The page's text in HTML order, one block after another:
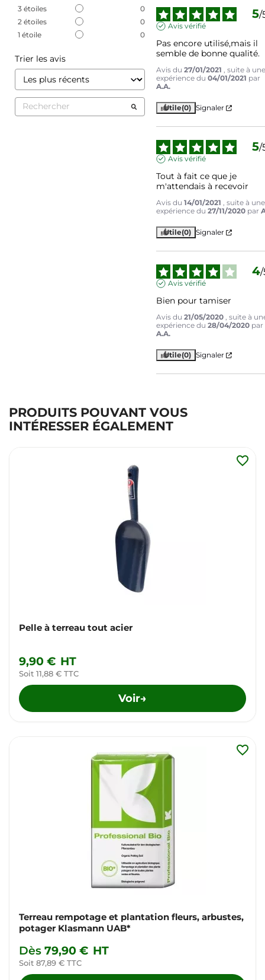
3 étoiles
0
2 étoiles
0
1 étoile 0
Trier les avis
5/
Avis vérifié
Pas encore utilisé,mais il
semble de bonne qualité.
Avis du27/01/2021 , suite à
expérience du04/01/2021 par
A.A.
Utile(0) Signaler
5/
Avis vérifié
Tout à fait ce que je
m'attendais à recevoir
Avis du14/01/2021 , suite à une
expérience du27/11/2020 par
Utile(0) Signaler
4/
Avis vérifié
Bien pour tamiser
Avis du21/05/2020 , suite à
expérience du28/04/2020 par
A.A.
Utile(0) Signaler
PRODUITS POUVANT VOUS
INTÉRESSER ÉGALEMENT
Pelle à terreau tout acier
9,90 € HT
Soit 11,88 € TTC
Voir→
favorite_border
Terreau rempotage et plantation fleurs, arbustes,
potager Klasmann UAB*
Dès 79,90 € HT
Soit 87,89 € TTC
favorite_border